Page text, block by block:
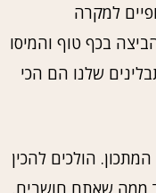
למקרה
בכף טוף והמיסו
שלנו הם הכי
הולכים להכין
ממה שאתם חושבים.